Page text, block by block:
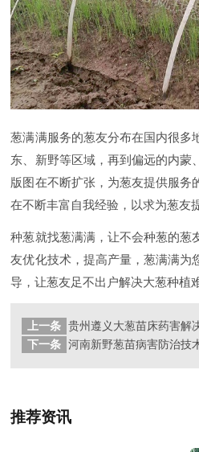
葱满满服务的葱友分布在国内很多
东、新野等区域，再到偏远的内蒙
版图在不断扩张，为葱友提供服务
在不断丰富自我经验，以求为葱友
种葱就找葱满满，让不会种葱的葱
友优化技术，提高产量，葱满满为
导，让葱友足不出户解决大葱种植
上一条
下一条 河南新野葱苗病害防治技
推荐资讯